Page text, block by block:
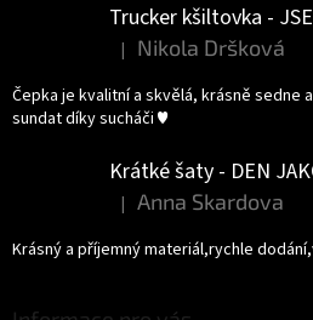
Trucker kšiltovka -
Hodnocení produktu je 5 z 5
| Nikola Dršková
Čepka je kvalitní a skvělá, krásně sedne
sundat díky sucháči ♥️
Krátké šaty - DEN
Hodnocení produktu je 5 z 5
| Anna Skardova
Krásný a příjemný materiál,rychle